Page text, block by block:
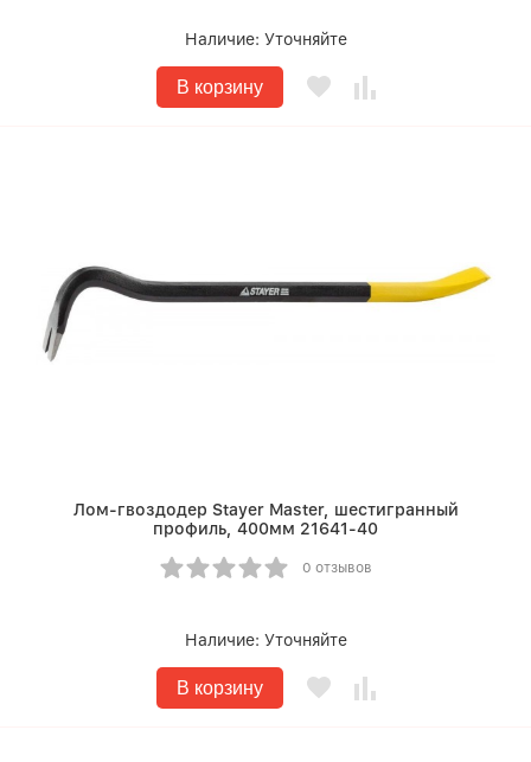
Наличие: Уточняйте
В корзину
Лом-гвоздодер Stayer Master, шестигранный
профиль, 400мм 21641-40
0 отзывов
Наличие: Уточняйте
В корзину